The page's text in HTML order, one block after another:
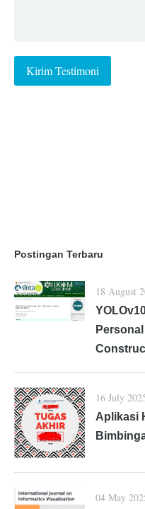
Postingan Terbaru
18 August
16 July
Aplikasi
04 May